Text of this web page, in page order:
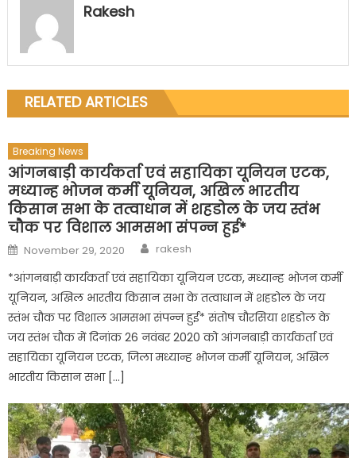
Rakesh
RELATED ARTICLES
Breaking News
आंगनबाड़ी कार्यकर्ता एवं सहायिका यूनियन एटक,
मध्यान्ह भोजन कर्मी यूनियन, अखिल भारतीय
किसान सभा के तत्वाधान में शहडोल के जय स्तंभ
चौक पर विशाल आमसभा संपन्न हुई*
Posted
on
November 29, 2020 Author
rakesh
*आंगनबाड़ी कार्यकर्ता एवं सहायिका यूनियन एटक, मध्यान्ह भोजन कर्मी
यूनियन, अखिल भारतीय किसान सभा के तत्वाधान में शहडोल के जय
स्तंभ चौक पर विशाल आमसभा संपन्न हुई* संतोष चौरसिया शहडोल के
जय स्तंभ चौक में दिनांक 26 नवंबर 2020 को आंगनबाड़ी कार्यकर्ता एवं
सहायिका यूनियन एटक, जिला मध्यान्ह भोजन कर्मी यूनियन, अखिल
भारतीय किसान सभा […]